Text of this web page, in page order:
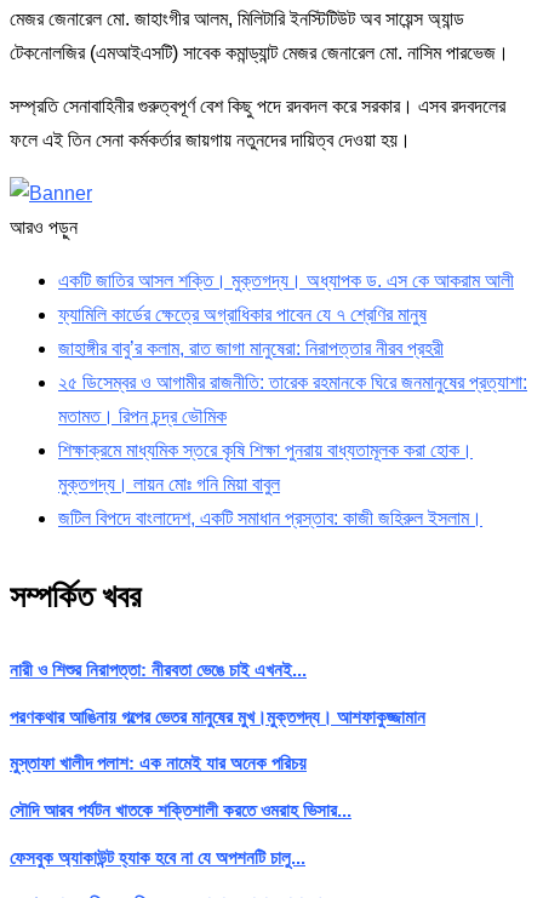
মেজর জেনারেল মো. জাহাংগীর আলম, মিলিটারি ইনস্টিটিউট অব সায়েন্স অ্যান্ড
টেকনোলজির (এমআইএসটি) সাবেক কমান্ড্যান্ট মেজর জেনারেল মো. নাসিম পারভেজ।
সম্প্রতি সেনাবাহিনীর গুরুত্বপূর্ণ বেশ কিছু পদে রদবদল করে সরকার। এসব রদবদলের
ফলে এই তিন সেনা কর্মকর্তার জায়গায় নতুনদের দায়িত্ব দেওয়া হয়।
আরও পড়ুন
একটি জাতির আসল শক্তি। মুক্তগদ্য। অধ্যাপক ড. এস কে আকরাম আলী
ফ্যামিলি কার্ডের ক্ষেত্রে অগ্রাধিকার পাবেন যে ৭ শ্রেণির মানুষ
জাহাঙ্গীর বাবু’র কলাম, রাত জাগা মানুষেরা: নিরাপত্তার নীরব প্রহরী
২৫ ডিসেম্বর ও আগামীর রাজনীতি: তারেক রহমানকে ঘিরে জনমানুষের প্রত্যাশা:
মতামত। রিপন চন্দ্র ভৌমিক
শিক্ষাক্রমে মাধ্যমিক স্তরে কৃষি শিক্ষা পুনরায় বাধ্যতামূলক করা হোক।
মুক্তগদ্য। লায়ন মোঃ গনি মিয়া বাবুল
জটিল বিপদে বাংলাদেশ, একটি সমাধান প্রস্তাব: কাজী জহিরুল ইসলাম।
সম্পর্কিত খবর
নারী ও শিশুর নিরাপত্তা: নীরবতা ভেঙে চাই এখনই...
পরণকথার আঙিনায় গল্পের ভেতর মানুষের মুখ।মুক্তগদ্য। আশফাকুজ্জামান
মুস্তাফা খালীদ পলাশ: এক নামেই যার অনেক পরিচয়
সৌদি আরব পর্যটন খাতকে শক্তিশালী করতে ওমরাহ ভিসার...
ফেসবুক অ্যাকাউন্ট হ্যাক হবে না যে অপশনটি চালু...